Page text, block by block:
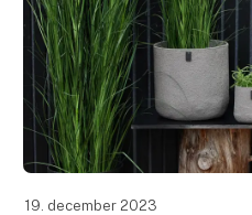
19. december 2023